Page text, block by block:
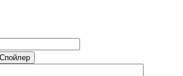
Спойлер